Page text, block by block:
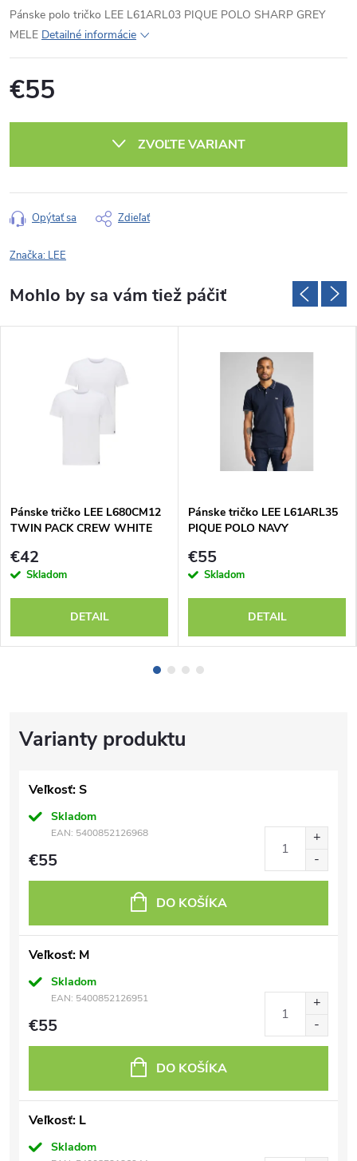
Pánske polo tričko LEE L61ARL03 PIQUE POLO SHARP GREY
MELE Detailné informácie
€55
ZVOĽTE VARIANT
Opýtať sa Zdieľať
Značka: LEE
Veľkosť: S
Skladom
EAN: 5400852126968
€55
DO KOŠÍKA
Veľkosť: M
Skladom
EAN: 5400852126951
€55
DO KOŠÍKA
Veľkosť: L
Skladom
Pánske tričko LEE L680CM12
TWIN PACK CREW WHITE
€42
Skladom
DETAIL
Pánske tričko LEE L61ARL35
PIQUE POLO NAVY
€55
Skladom
DETAIL